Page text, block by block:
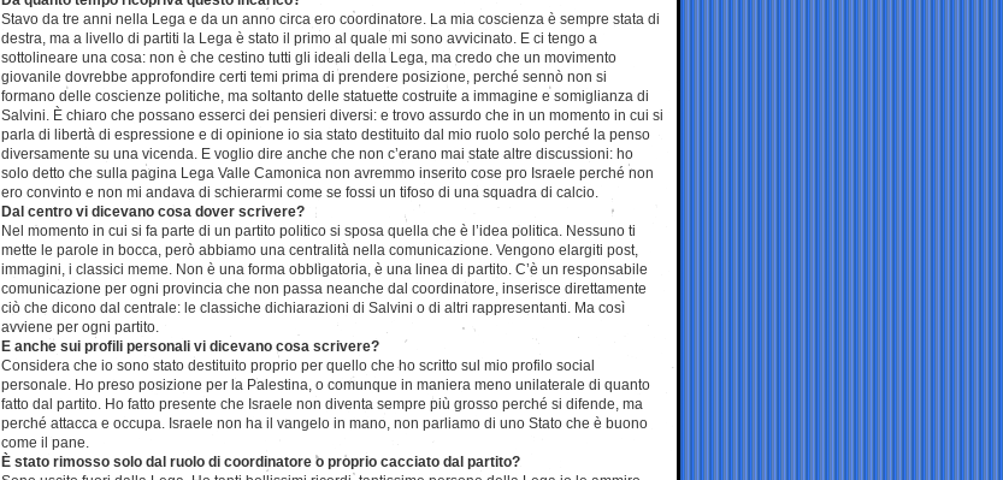
Stavo da tre anni nella Lega e da un anno circa ero coordinatore. La mia coscienza è sempre stata di
destra, ma a livello di partiti la Lega è stato il primo al quale mi sono avvicinato. E ci tengo a
sottolineare una cosa: non è che cestino tutti gli ideali della Lega, ma credo che un movimento
giovanile dovrebbe approfondire certi temi prima di prendere posizione, perché sennò non si
formano delle coscienze politiche, ma soltanto delle statuette costruite a immagine e somiglianza di
Salvini. È chiaro che possano esserci dei pensieri diversi: e trovo assurdo che in un momento in cui si
parla di libertà di espressione e di opinione io sia stato destituito dal mio ruolo solo perché la penso
diversamente su una vicenda. E voglio dire anche che non c’erano mai state altre discussioni: ho
solo detto che sulla pagina Lega Valle Camonica non avremmo inserito cose pro Israele perché non
ero convinto e non mi andava di schierarmi come se fossi un tifoso di una squadra di calcio.
Dal centro vi dicevano cosa dover scrivere?
Nel momento in cui si fa parte di un partito politico si sposa quella che è l’idea politica. Nessuno ti
mette le parole in bocca, però abbiamo una centralità nella comunicazione. Vengono elargiti post,
immagini, i classici meme. Non è una forma obbligatoria, è una linea di partito. C’è un responsabile
comunicazione per ogni provincia che non passa neanche dal coordinatore, inserisce direttamente
ciò che dicono dal centrale: le classiche dichiarazioni di Salvini o di altri rappresentanti. Ma così
avviene per ogni partito.
E anche sui profili personali vi dicevano cosa scrivere?
Considera che io sono stato destituito proprio per quello che ho scritto sul mio profilo social
personale. Ho preso posizione per la Palestina, o comunque in maniera meno unilaterale di quanto
fatto dal partito. Ho fatto presente che Israele non diventa sempre più grosso perché si difende, ma
perché attacca e occupa. Israele non ha il vangelo in mano, non parliamo di uno Stato che è buono
come il pane.
È stato rimosso solo dal ruolo di coordinatore o proprio cacciato dal partito?